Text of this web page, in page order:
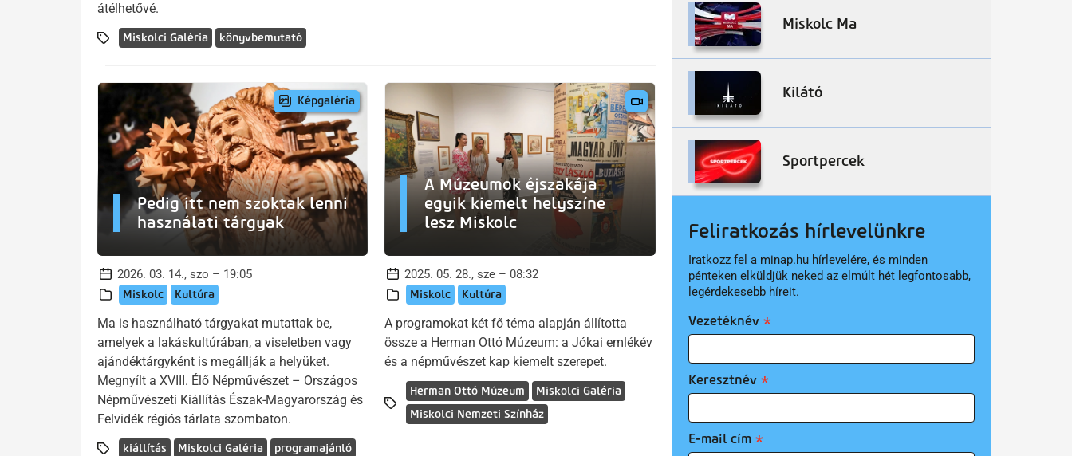
átélhetővé.
Miskolci Galéria könyvbemutató
Képgaléria
Pedig itt nem szoktak lenni
használati tárgyak
2026. 03. 14., szo – 19:05
Miskolc Kultúra
Ma is használható tárgyakat mutattak be,
amelyek a lakáskultúrában, a viseletben vagy
ajándéktárgyként is megállják a helyüket.
Megnyílt a XVIII. Élő Népművészet – Országos
Népművészeti Kiállítás Észak-Magyarország és
Felvidék régiós tárlata szombaton.
kiállítás Miskolci Galéria programajánló
A Múzeumok éjszakája
egyik kiemelt helyszíne
lesz Miskolc
2025. 05. 28., sze – 08:32
Miskolc Kultúra
A programokat két fő téma alapján állította
össze a Herman Ottó Múzeum: a Jókai emlékév
és a népművészet kap kiemelt szerepet.
Herman Ottó Múzeum
Miskolci Galéria
Miskolci Nemzeti Színház
Miskolc Ma
Kilátó
Sportpercek
Feliratkozás hírlevelünkre
Iratkozz fel a minap.hu hírlevelére, és minden
pénteken elküldjük neked az elmúlt hét legfontosabb,
legérdekesebb híreit.
Vezetéknév
Keresztnév
E-mail cím